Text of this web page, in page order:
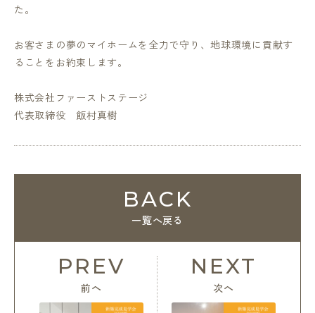
た。
お客さまの夢のマイホームを全力で守り、地球環境に貢献す
ることをお約束します。
株式会社ファーストステージ
代表取締役 飯村真樹
PREV
前へ
BACK
一覧へ戻る
NEXT
次へ